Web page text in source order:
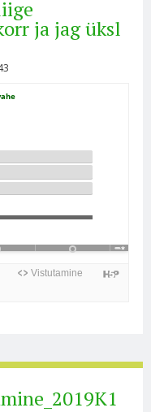
ja jag üksl